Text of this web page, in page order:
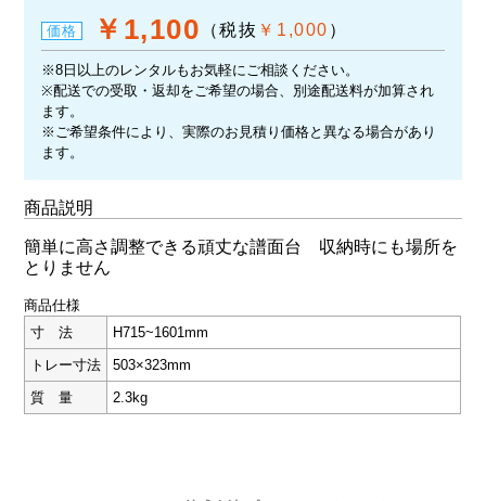
価格 ￥1,100 （税抜 ￥1,000 ）
※8日以上のレンタルもお気軽にご相談ください。
※配送での受取・返却をご希望の場合、別途配送料が加算され
ます。
※ご希望条件により、実際のお見積り価格と異なる場合があり
ます。
商品説明
簡単に高さ調整できる頑丈な譜面台 収納時にも場所を
とりません
商品仕様
寸 法
H715~1601mm
トレー寸法
503×323mm
質 量
2.3kg